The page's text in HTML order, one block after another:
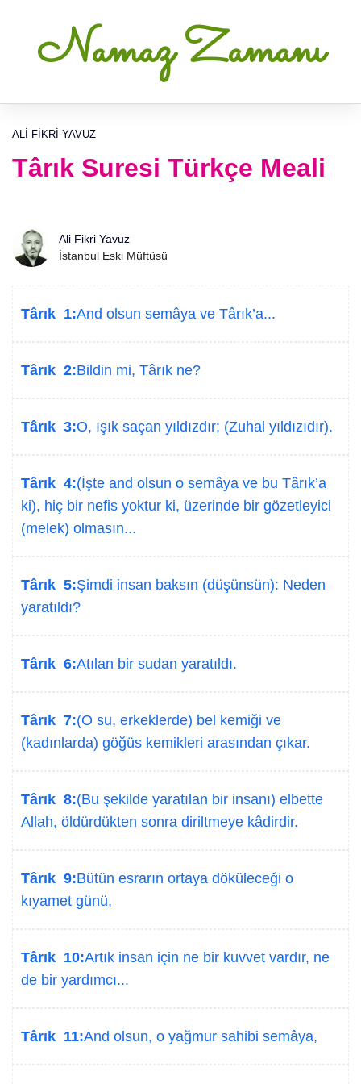
Namaz Zamanı
ALI FIKRI YAVUZ
Târık Suresi Türkçe Meali
Ali Fikri Yavuz
İstanbul Eski Müftüsü
Târık 1:And olsun semâya ve Târık’a...
Târık 2:Bildin mi, Târık ne?
Târık 3:O, ışık saçan yıldızdır; (Zuhal yıldızıdır).
Târık 4:(İşte and olsun o semâya ve bu Târık’a
ki), hiç bir nefis yoktur ki, üzerinde bir gözetleyici
(melek) olmasın...
Târık 5:Şimdi insan baksın (düşünsün): Neden
yaratıldı?
Târık 6:Atılan bir sudan yaratıldı.
Târık 7:(O su, erkeklerde) bel kemiği ve
(kadınlarda) göğüs kemikleri arasından çıkar.
Târık 8:(Bu şekilde yaratılan bir insanı) elbette
Allah, öldürdükten sonra diriltmeye kâdirdir.
Târık 9:Bütün esrarın ortaya döküleceği o
kıyamet günü,
Târık 10:Artık insan için ne bir kuvvet vardır, ne
de bir yardımcı...
Târık 11:And olsun, o yağmur sahibi semâya,